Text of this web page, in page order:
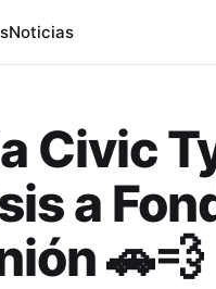
Noticias
Civic
a
🚗💨